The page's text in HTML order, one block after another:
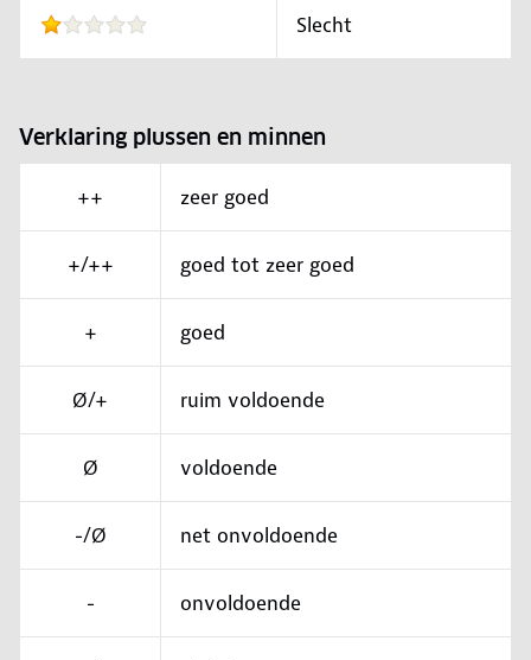
Slecht
Verklaring plussen en minnen
++ zeer goed
+/++ goed tot zeer goed
+ goed
Ø/+ ruim voldoende
Ø voldoende
-/Ø net onvoldoende
- onvoldoende